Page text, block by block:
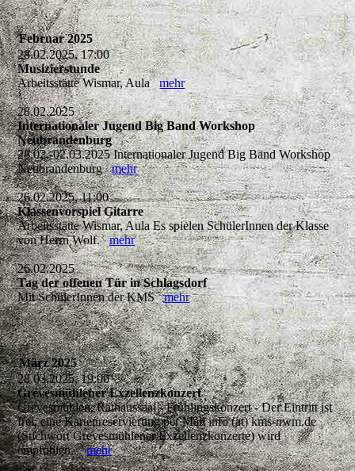
Februar 2025
28.02.2025, 17:00
Musizierstunde
Arbeitsstätte Wismar, Aulamehr
28.02.2025
Internationaler Jugend Big Band Workshop
Neubrandenburg
28.02.-02.03.2025 Internationaler Jugend Big Band Workshop
Neubrandenburgmehr
26.02.2025, 11:00
Klassenvorspiel Gitarre
Arbeitsstätte Wismar, Aula Es spielen SchülerInnen der Klasse
von Herrn Wolf.mehr
26.02.2025
Tag der offenen Tür in Schlagsdorf
Mit SchülerInnen der KMSmehr
März 2025
28.03.2025, 19:00
Grevesmühlener Exzellenzkonzert
Grevesmühlen, Rathaussaal - Frühlingskonzert - Der Eintritt ist
frei, eine Kartenreservierung per Mail info (at) kms-nwm.de
(Stichwort Grevesmühlener Exzellenzkonzerte) wird
empfohlen.mehr